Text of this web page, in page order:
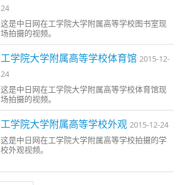
24
这是中日网在工学院大学附属高等学校图书室现
场拍摄的视频。
工学院大学附属高等学校体育馆 2015-12-
24
这是中日网在工学院大学附属高等学校体育馆现
场拍摄的视频。
工学院大学附属高等学校外观 2015-12-24
这是中日网在工学院大学附属高等学校拍摄的学
校外观视频。